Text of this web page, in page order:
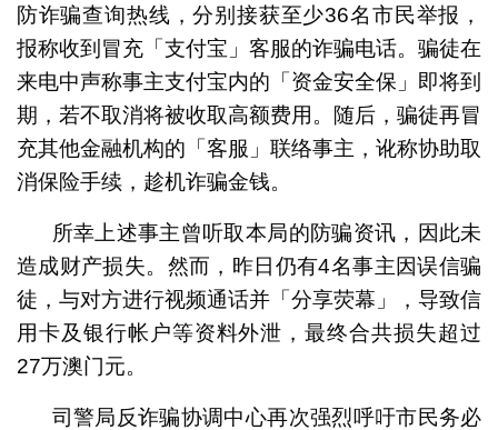
防诈骗查询热线，分别接获至少36名市民举报，
报称收到冒充「支付宝」客服的诈骗电话。骗徒在
来电中声称事主支付宝内的「资金安全保」即将到
期，若不取消将被收取高额费用。随后，骗徒再冒
充其他金融机构的「客服」联络事主，讹称协助取
消保险手续，趁机诈骗金钱。
所幸上述事主曾听取本局的防骗资讯，因此未
造成财产损失。然而，昨日仍有4名事主因误信骗
徒，与对方进行视频通话并「分享荧幕」，导致信
用卡及银行帐户等资料外泄，最终合共损失超过
27万澳门元。
司警局反诈骗协调中心再次强烈呼吁市民务必